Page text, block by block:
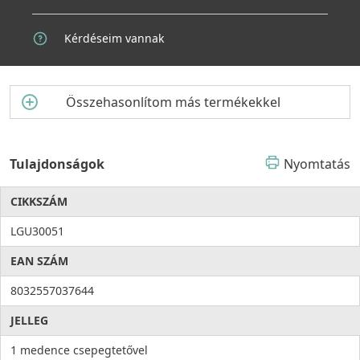
Kérdéseim vannak
Összehasonlítom más termékekkel
Tulajdonságok Nyomtatás
CIKKSZÁM
LGU30051
EAN SZÁM
8032557037644
JELLEG
1 medence csepegtetővel